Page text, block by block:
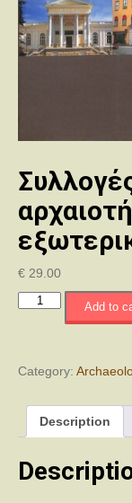
€ 29.00
Συλλογές
μουσεία
εξωτερικού
quantity
Add to
Category:
Description